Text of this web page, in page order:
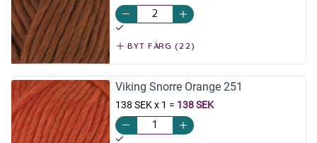
BYT FÄRG (22)
Viking Snorre Orange 251
138 SEK x 1 = 138 SEK